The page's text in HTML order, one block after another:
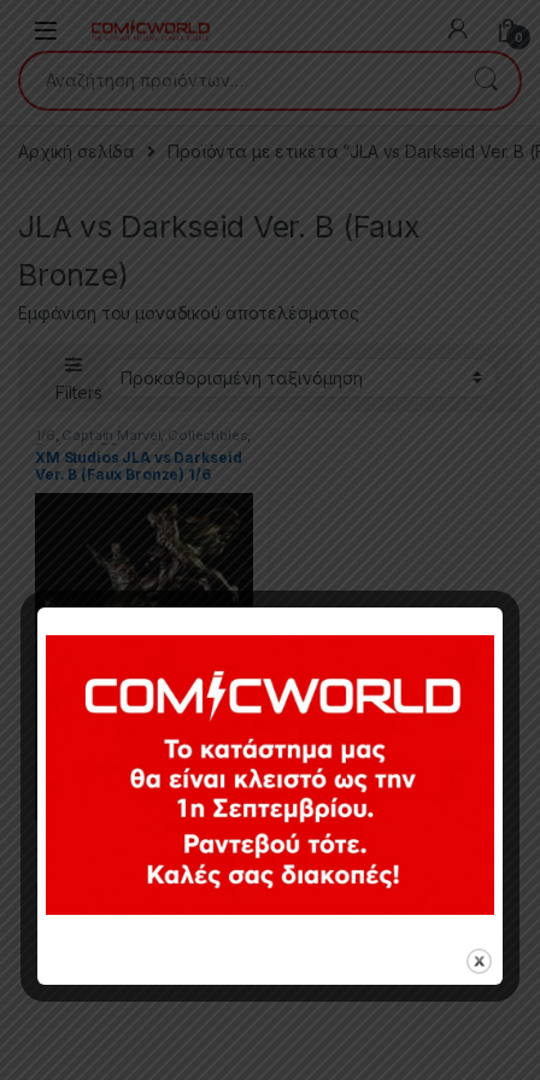
0
Αναζήτηση για:
Αρχική σελίδα Προϊόντα με ετικέτα “JLA vs Darkseid Ver. B
JLA vs Darkseid Ver. B (Faux
Bronze)
Εμφάνιση του μοναδικού αποτελέσματος
Filters
1/6, Captain Marvel, Collectibles,
Darkseid,DC Justice League ,
Statues,XM
XM Studios JLA vs Darkseid
Ver. B (Faux Bronze) 1/6
Premium Collectibles